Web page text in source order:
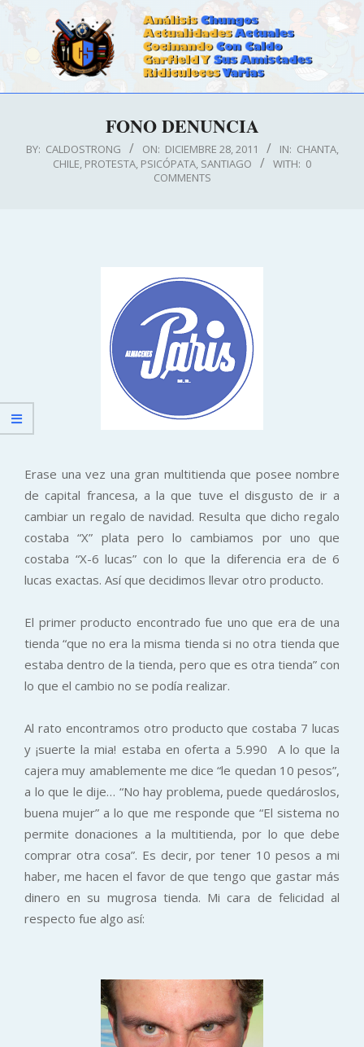
CALDOSTRONG.COM
Menu
FONO DENUNCIA
BY: CALDOSTRONG ON: DICIEMBRE 28, 2011 IN: CHANTA,
CHILE PROTESTA PSICÓPATA SANTIAGO WITH: 0
COMMENTS
Erase una vez una gran multitienda que posee nombre
de capital francesa, a la que tuve el disgusto de ir a
cambiar un regalo de navidad. Resulta que dicho regalo
costaba “X” plata pero lo cambiamos por uno que
costaba “X-6 lucas” con lo que la diferencia era de 6
lucas exactas. Así que decidimos llevar otro producto.
El primer producto encontrado fue uno que era de una
tienda “que no era la misma tienda si no otra tienda que
estaba dentro de la tienda, pero que es otra tienda” con
lo que el cambio no se podía realizar.
Al rato encontramos otro producto que costaba 7 lucas
y ¡suerte la mia! estaba en oferta a 5.990 A lo que la
cajera muy amablemente me dice “le quedan 10 pesos”,
a lo que le dije… “No hay problema, puede quedároslos,
buena mujer” a lo que me responde que “El sistema no
permite donaciones a la multitienda, por lo que debe
comprar otra cosa”. Es decir, por tener 10 pesos a mi
haber, me hacen el favor de que tengo que gastar más
dinero en su mugrosa tienda. Mi cara de felicidad al
respecto fue algo así: